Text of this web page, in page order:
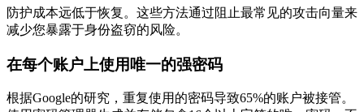
防护成本远低于恢复。这些方法通过阻止最常见的攻击向量来
减少您暴露于身份盗窃的风险。
在每个账户上使用唯一的强密码
根据Google的研究，重复使用的密码导致65%的账户被接管。